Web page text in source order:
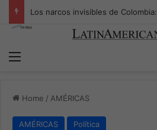
Home / AMÉRICAS
AMÉRICAS Política